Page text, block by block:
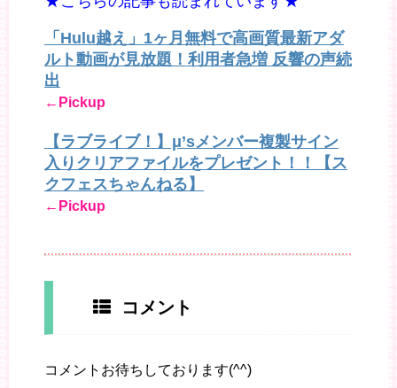
「Hulu越え」1ヶ月無料で高画質最新アダ
ルト動画が見放題！利用者急増 反響の声続
出
←Pickup
【ラブライブ！】μ’sメンバー複製サイン
入りクリアファイルをプレゼント！！【ス
クフェスちゃんねる】
←Pickup
コメント
コメントお待ちしております(^^)